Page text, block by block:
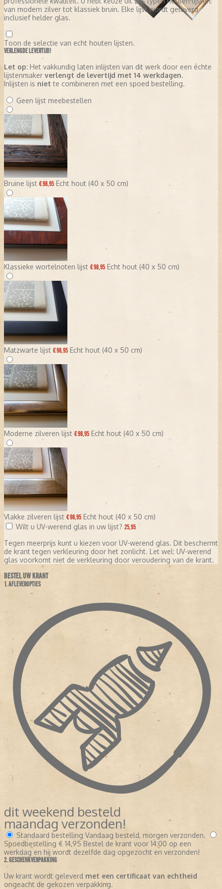
van modern zilver tot klassiek bruin. Elke lijst wordt geleverd
inclusief helder glas.
Toon de selectie van echt houten lijsten.
VERLENGDE LEVERTIJD!
Let op: Het vakkundig laten inlijsten van dit werk door een échte
lijstenmaker verlengt de levertijd met 14 werkdagen.
Inlijsten is niet te combineren met een spoed bestelling.
Geen lijst meebestellen
Bruine lijst € 98,95 Echt hout (40 x 50 cm)
Klassieke wortelnoten lijst € 98,95 Echt hout (40 x 50 cm)
Matzwarte lijst € 98,95 Echt hout (40 x 50 cm)
Moderne zilveren lijst € 98,95 Echt hout (40 x 50 cm)
Vlakke zilveren lijst € 98,95 Echt hout (40 x 50 cm)
Wilt u UV-werend glas in uw lijst? 25,95
Tegen meerprijs kunt u kiezen voor UV-werend glas. Dit beschermt
de krant tegen verkleuring door het zonlicht. Let wel: UV-werend
glas voorkomt niet de verkleuring door veroudering van de krant.
BESTEL UW KRANT
1. AFLEVEROPTIES
dit weekend besteld
maandag verzonden!
Standaard bestelling Vandaag besteld, morgen verzonden.
Spoedbestelling € 14,95 Bestel de krant voor 14:00 op een
werkdag en hij wordt dezelfde dag opgezocht en verzonden!
2. GESCHENKVERPAKKING
Uw krant wordt geleverd met een certificaat van echtheid
ongeacht de gekozen verpakking.